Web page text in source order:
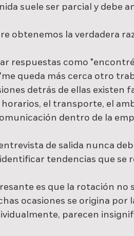
suele ser parcial y debe
obtenemos la verdadera
respuestas como
queda más cerca otro
detrás de ellas existen
horarios, el transporte, el
dentro de la
de salida nunca
tendencias que se
es que la rotación no
ocasiones se origina por
parecen